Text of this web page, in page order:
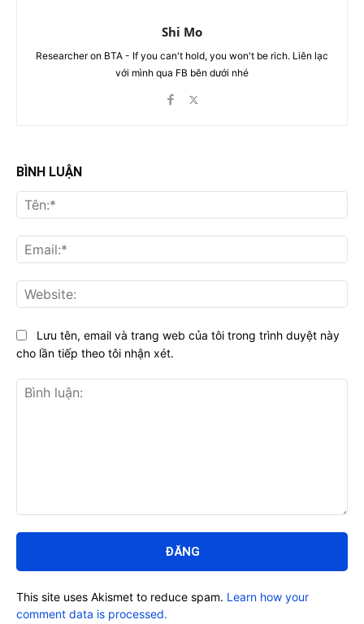
Shi Mo
Researcher on BTA - If you can't hold, you won't be rich. Liên lạc
với mình qua FB bên dưới nhé
BÌNH LUẬN
luận:
Lưu tên, email và trang web của tôi trong trình duyệt này
cho lần tiếp theo tôi nhận xét.
This site uses Akismet to reduce spam. Learn how your
comment data is processed.